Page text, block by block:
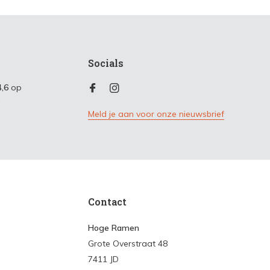
op
Socials
Meld je aan voor onze nieuwsbrief
Contact
Hoge Ramen
Grote Overstraat 48
7411 JD